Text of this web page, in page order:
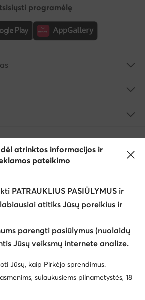
programėlę
© eavalyne.lt 2026
nustatymus
Privatumo politika
Duomenų apsauga
atrinktos informacijos ir
pateikimo
PATRAUKLIUS PASIŪLYMUS ir
atitiks Jūsų poreikius ir
parengti pasiūlymus (nuolaidų
Jūsų veiksmų internete analize.
Jūsų, kaip Pirkėjo sprendimus.
sulaukusiems pilnametystės, 18